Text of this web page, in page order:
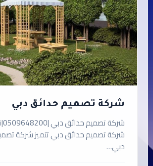
شركة تصميم حدائق دبي
شركة تصميم حدائق دبي تتميز شركة
دبي…